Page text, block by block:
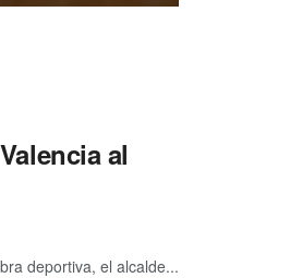
al
deportiva, el alcalde...